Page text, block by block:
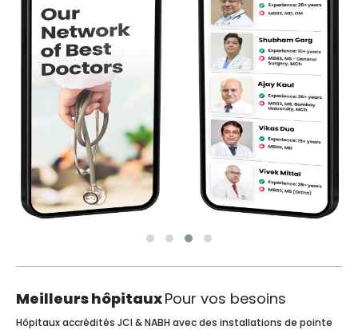
Meilleurs hôpitauxPour vos besoins
Hôpitaux accrédités JCI & NABH avec des installations de pointe